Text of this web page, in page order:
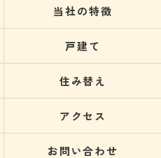
当社の特徴
戸建て
住み替え
アクセス
お問い合わせ